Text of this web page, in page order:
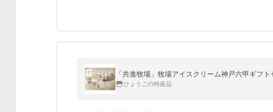
「共進牧場」牧場アイスクリーム神戸六甲ギフト
ひょうごの特産品